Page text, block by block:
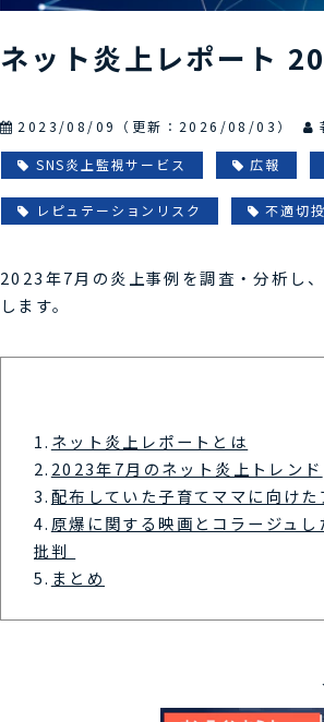
ネット炎上レポート
2023/08/09 （更新： 2026/08/03 ）
SNS炎上監視サービス 広報
レピュテーションリスク 不適切
2023年7月の炎上事例を調査・分析し
します。
1. ネット炎上レポートとは
2. 2023年7月のネット炎上トレンド
3.配布していた子育てママに向け
4. 原爆に関する映画とコラージュ
批判
5. まとめ